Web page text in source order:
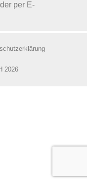
per E-
2026